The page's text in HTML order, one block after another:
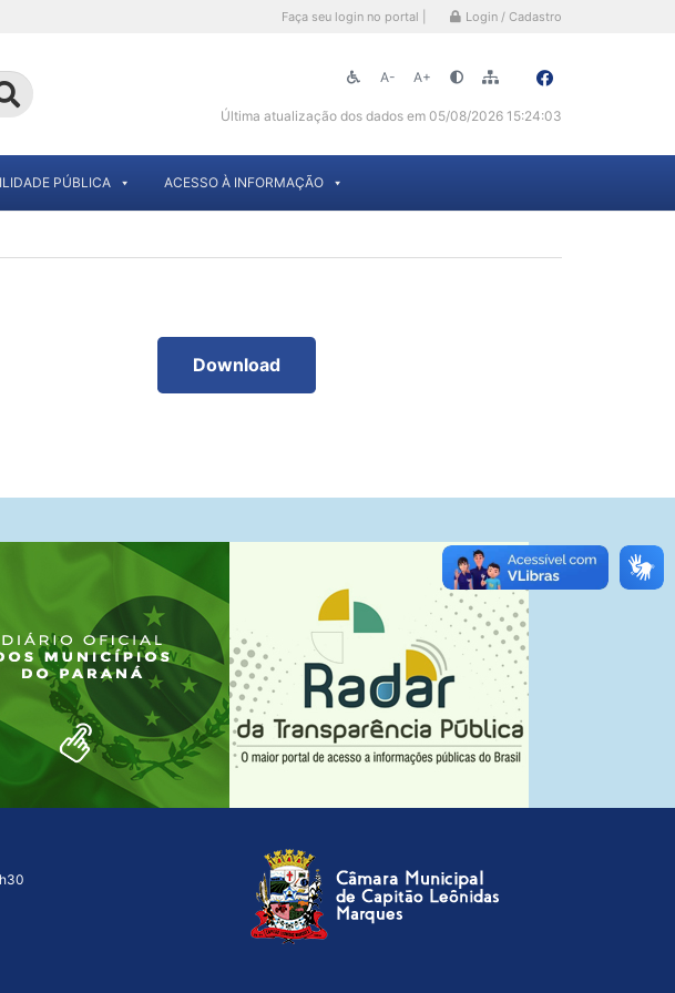
Faça seu login no portal | Login / Cadastro
A- A+
Última atualização dos dados em 05/08/2026 15:24:03
PÚBLICA ACESSO À INFORMAÇÃO
Download